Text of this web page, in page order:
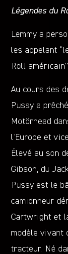
Légendes du
Lemmy a
les appelant
Roll
Au cours des
Pussy a
Motörhead
l’Europe et
Élevé au son
Gibson, du
Pussy est le
camionneur
Cartwright et
modèle vivant
tracteur. Né